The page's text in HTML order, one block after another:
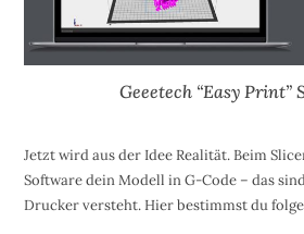
Geeetech “Easy Print”
Jetzt wird aus der Idee Realität. Beim
Software dein Modell in G-Code – das
Drucker versteht. Hier bestimmst du